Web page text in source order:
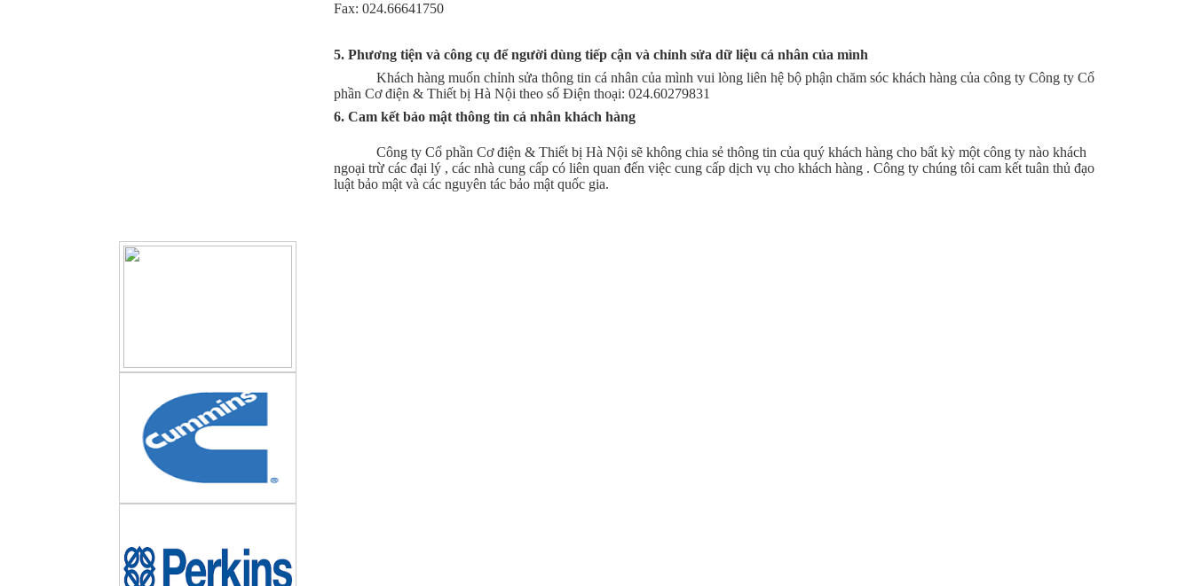
Fax: 024.66641750
5. Phương tiện và công cụ để người dùng tiếp cận và chỉnh sửa dữ liệu cá nhân của mình
Khách hàng muốn chỉnh sửa thông tin cá nhân của mình vui lòng liên hệ bộ phận chăm sóc khách hàng của công ty Công ty Cổ
phần Cơ điện & Thiết bị Hà Nội theo số Điện thoại: 024.60279831
6. Cam kết bảo mật thông tin cá nhân khách hàng
Công ty Cổ phần Cơ điện & Thiết bị Hà Nội sẽ không chia sẻ thông tin của quý khách hàng cho bất kỳ một công ty nào khách
ngoại trừ các đại lý , các nhà cung cấp có liên quan đến việc cung cấp dịch vụ cho khách hàng . Công ty chúng tôi cam kết tuân thủ đạo
luật bảo mật và các nguyên tác bảo mật quốc gia.